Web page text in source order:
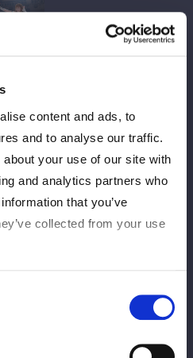
content and ads, to
and to analyse our traffic.
your use of our site with
and analytics partners who
that you’ve
collected from your use
華には初めてのルール。星来は
ルでどんな闘いを見せるか？
応じず。ともに突進し炎華が蹴り
華が蹴りをかわしてドロップキ
ドスプリングで立ち上がる。星
る恐る応じる。星来が引っ張り丸
返すと、ジャックナイフ。炎華
クを取ると炎華が切り返す。炎華
セカンドからミサイルキック。星
らボディーアタック。星来が返す